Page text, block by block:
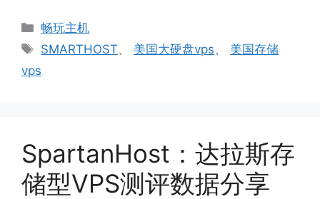
分
类
畅玩主机
标
SMARTHOST、 美国大硬盘vps、 美国存储
vps
SpartanHost：达拉斯存
储型VPS测评数据分享